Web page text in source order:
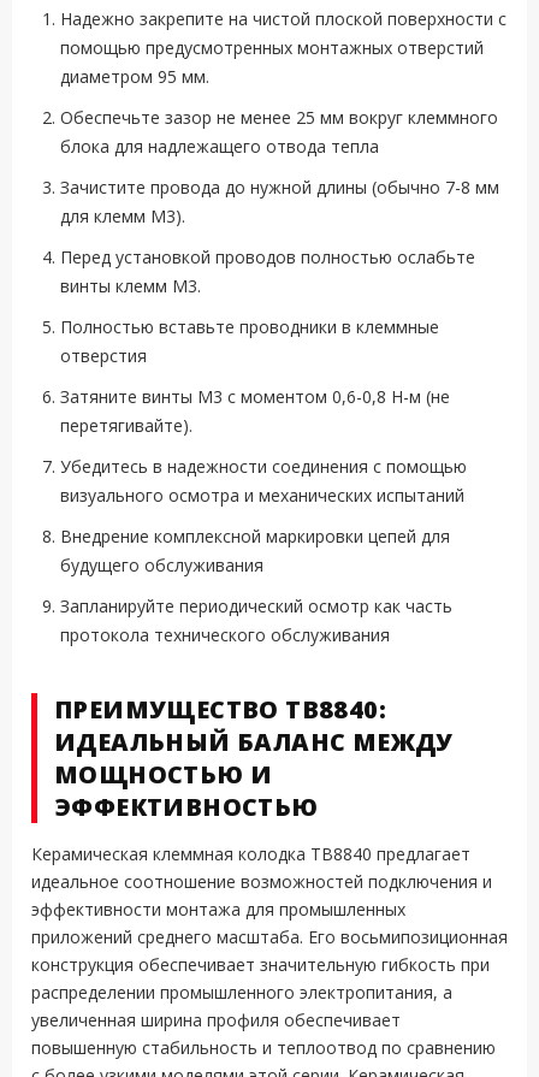
Надежно закрепите на чистой плоской поверхности с
помощью предусмотренных монтажных отверстий
диаметром 95 мм.
Обеспечьте зазор не менее 25 мм вокруг клеммного
блока для надлежащего отвода тепла
Зачистите провода до нужной длины (обычно 7-8 мм
для клемм M3).
Перед установкой проводов полностью ослабьте
винты клемм M3.
Полностью вставьте проводники в клеммные
отверстия
Затяните винты M3 с моментом 0,6-0,8 Н-м (не
перетягивайте).
Убедитесь в надежности соединения с помощью
визуального осмотра и механических испытаний
Внедрение комплексной маркировки цепей для
будущего обслуживания
Запланируйте периодический осмотр как часть
протокола технического обслуживания
ПРЕИМУЩЕСТВО TB8840:
ИДЕАЛЬНЫЙ БАЛАНС МЕЖДУ
МОЩНОСТЬЮ И
ЭФФЕКТИВНОСТЬЮ
Керамическая клеммная колодка TB8840 предлагает
идеальное соотношение возможностей подключения и
эффективности монтажа для промышленных
приложений среднего масштаба. Его восьмипозиционная
конструкция обеспечивает значительную гибкость при
распределении промышленного электропитания, а
увеличенная ширина профиля обеспечивает
повышенную стабильность и теплоотвод по сравнению